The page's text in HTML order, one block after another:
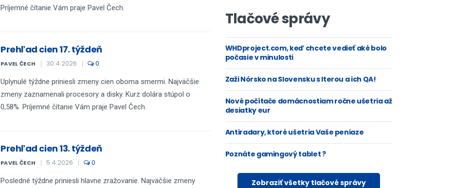
Príjemné čítanie Vám praje Pavel Čech.
Prehľad cien 17. týždeň
PAVEL ČECH 30.4.2026 0
Uplynulé týždne priniesli zmeny cien oboma smermi. Najväčšie
zmeny zaznamenali procesory a disky. Kurz dolára stúpol o
0,58%. Príjemné čítanie Vám praje Pavel Čech.
Prehľad cien 13. týždeň
PAVEL ČECH 5.4.2026 0
Posledné týždne priniesli hlavne zražovanie. Najväčšie zmeny
Tlačové správy
WHDproject.com, keď chcete vedieť aké bolo
počasie v minulosti
Zaži Nórsko na Slovensku s Iterou a ich QA!
Nové počítače domácnostiam ročne ušetria až
desiatky eur
Antiradary, ktoré ušetria Vaše peniaze
Poznáte gamingový tablet ?
Zobraziť všetky tlačové správy